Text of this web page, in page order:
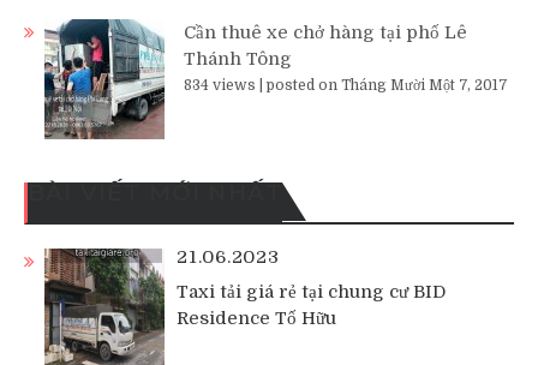
Cần thuê xe chở hàng tại phố Lê
Thánh Tông
834 views posted on Tháng Mười Một 7, 2017
BÀI VIẾT MỚI NHẤT
21.06.2023
Taxi tải giá rẻ tại chung cư BID
Residence Tố Hữu